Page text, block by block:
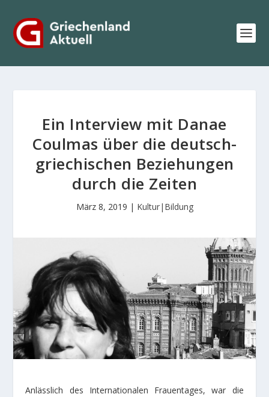
Ein Interview mit Danae
Coulmas über die deutsch-
griechischen Beziehungen
durch die Zeiten
März 8, 2019 | Kultur|Bildung
Anlässlich des Internationalen Frauentages, war die